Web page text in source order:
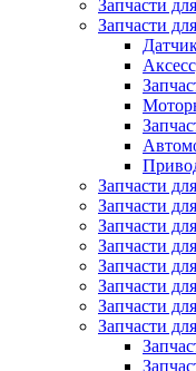
Запчасти
Запчасти
Запчасти
Запчасти
Запчасти
Запчасти
Запчасти
Запчасти
Запчасти
Запчасти